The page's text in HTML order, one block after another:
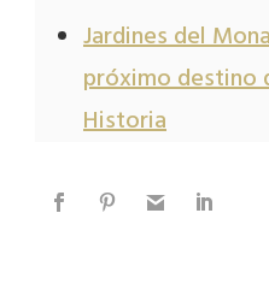
Jardines del
próximo destino
Historia